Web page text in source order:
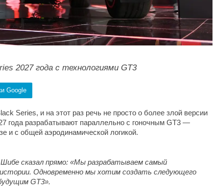
2027 года с технологиями GT3
Google
Series, и на этот раз речь не просто о более злой версии
года разрабатывают параллельно с гоночным GT3 —
и с общей аэродинамической логикой.
сказал прямо: «Мы разрабатываем самый
Одновременно мы хотим создать следующего
GT3».